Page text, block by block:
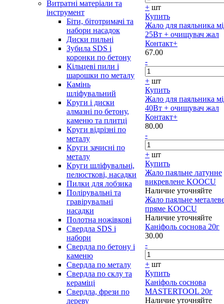
Витратні матеріали та
інструмент
Біти, бітотримачі та
набори насадок
Диски пильні
Зубила SDS і
коронки по бетону
Кільцеві пили і
шарошки по металу
Камінь
шліфувальний
Круги і диски
алмазні по бетону,
каменю та плитці
Круги відрізні по
металу
Круги зачисні по
металу
Круги шліфувальні,
пелюсткові, насадки
Пилки для лобзика
Полірувальні та
гравірувальні
насадки
Полотна ножівкові
Свердла SDS і
набори
Свердла по бетону і
каменю
Свердла по металу
Свердла по склу та
кераміці
Свердла, фрези по
дереву
+ шт
Купить
Жало для паяльника
25Вт + очищувач жал
Контакт+
67.00
-
+ шт
Купить
Жало для паяльника
40Вт + очищувач жал
Контакт+
80.00
-
+ шт
Купить
Жало паяльне латунне
викревлене KOOCU
Наличие уточняйте
Жало паяльне
пряме KOOCU
Наличие уточняйте
Каніфоль соснова 20г
30.00
-
+ шт
Купить
Каніфоль соснова
MASTERTOOL 20г
Наличие уточняйте